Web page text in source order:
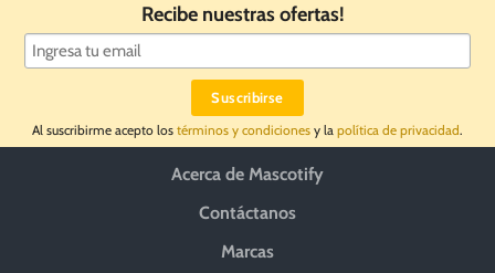
Recibe nuestras ofertas!
Al suscribirme acepto los términos y condiciones y la política de privacidad.
Acerca de Mascotify
Contáctanos
Marcas